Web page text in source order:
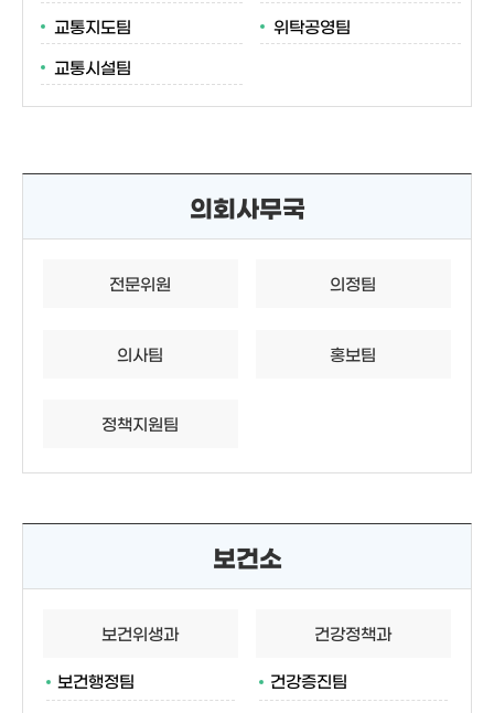
교통지도팀
교통시설팀
위탁공영팀
의회사무국
전문위원 의정팀
의사팀 홍보팀
정책지원팀
보건소
보건위생과
보건행정팀
건강정책과
건강증진팀